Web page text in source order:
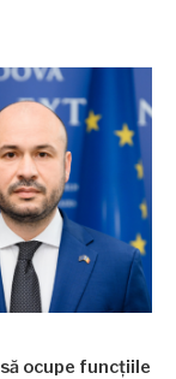
ocupe funcțiile